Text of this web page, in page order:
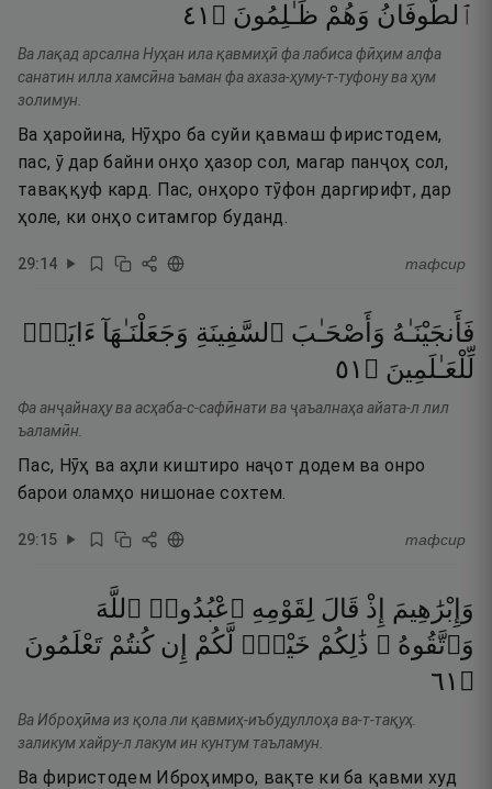
ٱلطُّوفَانُ وَهُمْ ظَـٰلِمُونَ ۝ ١٤
Ва лақад арсална Нуҳан ила қавмиҳӣ фа лабиса фӣҳим алфа
санатин илла хамсӣна ъаман фа ахаза-ҳуму-т-туфону ва ҳум
золимун.
Ва ҳаройина, Нӯҳро ба суйи қавмаш фиристодем,
пас, ӯ дар байни онҳо ҳазор сол, магар панҷоҳ сол,
таваққуф кард. Пас, онҳоро тӯфон даргирифт, дар
ҳоле, ки онҳо ситамгор буданд.
29:14 тафсир
فَأَنجَيْنَـٰهُ وَأَصْحَـٰبَ ٱلسَّفِينَةِ وَجَعَلْنَـٰهَآ ءَايَةًۭ
لِّلْعَـٰلَمِينَ ۝ ١٥
Фа анҷайнаҳу ва асҳаба-с-сафӣнати ва ҷаъалнаҳа айата-л лил
ъаламӣн.
Пас, Нӯҳ ва аҳли киштиро наҷот додем ва онро
барои оламҳо нишонае сохтем.
29:15 тафсир
وَإِبْرَٰهِيمَ إِذْ قَالَ لِقَوْمِهِ ٱعْبُدُوا۟ ٱللَّهَ
وَٱتَّقُوهُ ۖ ذَٰلِكُمْ خَيْرٌۭ لَّكُمْ إِن كُنتُمْ تَعْلَمُونَ
۝ ١٦
Ва Иброҳӣма из қола ли қавмиҳ-иъбудуллоҳа ва-т-тақуҳ.
заликум хайру-л лакум ин кунтум таъламун.
Ва фиристодем Иброҳимро, вақте ки ба қавми худ